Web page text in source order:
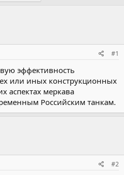
#1
эффективность
или иных конструкционных
аспектах меркава
Российским танкам.
#2